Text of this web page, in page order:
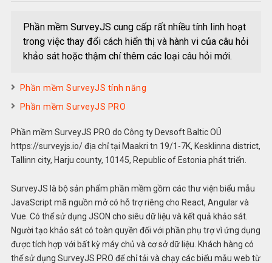
Phần mềm SurveyJS cung cấp rất nhiều tính linh hoạt
trong việc thay đổi cách hiển thị và hành vi của câu hỏi
khảo sát hoặc thậm chí thêm các loại câu hỏi mới.
Phần mềm SurveyJS tính năng
Phần mềm SurveyJS PRO
Phần mềm SurveyJS PRO do Công ty Devsoft Baltic OÜ
https://surveyjs.io/ địa chỉ tại Maakri tn 19/1-7K, Kesklinna district,
Tallinn city, Harju county, 10145, Republic of Estonia phát triển.
SurveyJS là bộ sản phẩm phần mềm gồm các thư viện biểu mẫu
JavaScript mã nguồn mở có hỗ trợ riêng cho React, Angular và
Vue. Có thể sử dụng JSON cho siêu dữ liệu và kết quả khảo sát.
Người tạo khảo sát có toàn quyền đối với phần phụ trợ vì ứng dụng
được tích hợp với bất kỳ máy chủ và cơ sở dữ liệu. Khách hàng có
thể sử dụng SurveyJS PRO để chỉ tải và chạy các biểu mẫu web từ